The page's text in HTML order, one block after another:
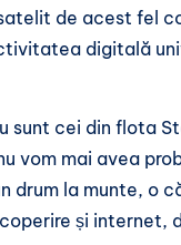
de acest fel
digitală
sunt cei din flota
vom mai avea
drum la munte, o
și internet,